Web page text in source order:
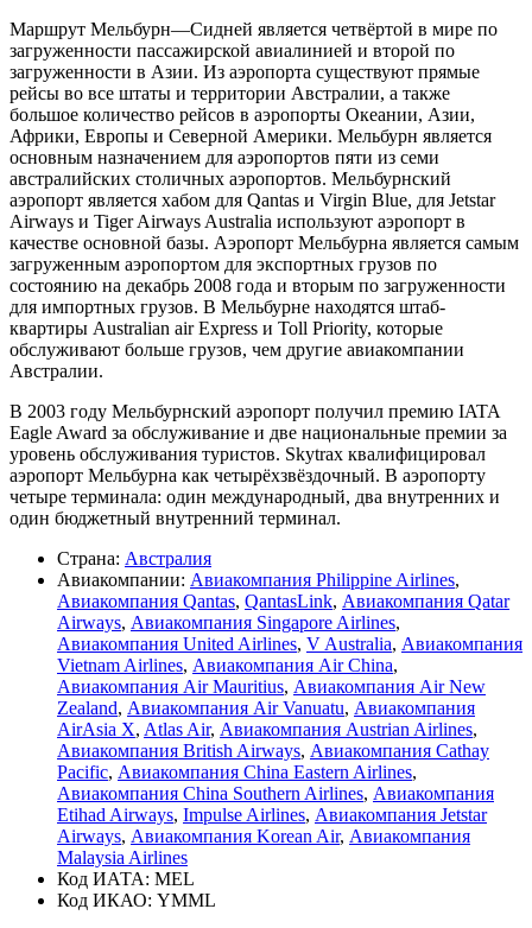
Маршрут Мельбурн—Сидней является четвёртой в мире по
загруженности пассажирской авиалинией и второй по
загруженности в Азии. Из аэропорта существуют прямые
рейсы во все штаты и территории Австралии, а также
большое количество рейсов в аэропорты Океании, Азии,
Африки, Европы и Северной Америки. Мельбурн является
основным назначением для аэропортов пяти из семи
австралийских столичных аэропортов. Мельбурнский
аэропорт является хабом для Qantas и Virgin Blue, для Jetstar
Airways и Tiger Airways Australia используют аэропорт в
качестве основной базы. Аэропорт Мельбурна является самым
загруженным аэропортом для экспортных грузов по
состоянию на декабрь 2008 года и вторым по загруженности
для импортных грузов. В Мельбурне находятся штаб-
квартиры Australian air Express и Toll Priority, которые
обслуживают больше грузов, чем другие авиакомпании
Австралии.
В 2003 году Мельбурнский аэропорт получил премию IATA
Eagle Award за обслуживание и две национальные премии за
уровень обслуживания туристов. Skytrax квалифицировал
аэропорт Мельбурна как четырёхзвёздочный. В аэропорту
четыре терминала: один международный, два внутренних и
один бюджетный внутренний терминал.
Страна: Австралия
Авиакомпании: Авиакомпания Philippine Airlines,
Авиакомпания Qantas, QantasLink, Авиакомпания Qatar
Airways, Авиакомпания Singapore Airlines,
Авиакомпания United Airlines, V Australia, Авиакомпания
Vietnam Airlines, Авиакомпания Air China,
Авиакомпания Air Mauritius, Авиакомпания Air New
Zealand, Авиакомпания Air Vanuatu, Авиакомпания
AirAsia X, Atlas Air, Авиакомпания Austrian Airlines,
Авиакомпания British Airways, Авиакомпания Cathay
Pacific, Авиакомпания China Eastern Airlines,
Авиакомпания China Southern Airlines, Авиакомпания
Etihad Airways, Impulse Airlines, Авиакомпания Jetstar
Airways, Авиакомпания Korean Air, Авиакомпания
Malaysia Airlines
Код ИАТА: MEL
Код ИКАО: YMML